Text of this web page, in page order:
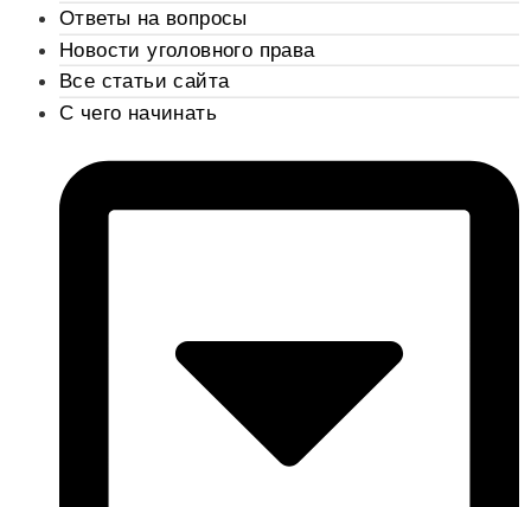
Ответы на вопросы
Новости уголовного права
Все статьи сайта
С чего начинать